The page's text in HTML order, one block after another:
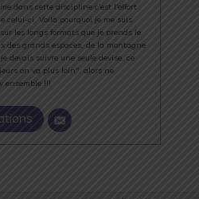
dans cette discipline c'est l'effort
celui-ci. Voilà pourquoi je me suis
les longs formats que je prends le
des grands espaces, de la montagne
devais suivre une seule devise, ce
on va plus loin", alors ne
ensemble !!!